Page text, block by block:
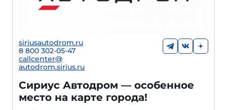
siriusautodrom.ru
8 800 302-05-47
callcenter@
autodrom.sirius.ru
Сириус Автодром — особенное
место на карте города!